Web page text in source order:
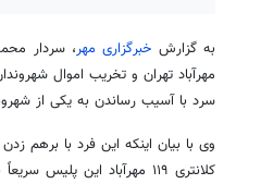
به گزارش خبرگزاری مهر، سردار
مهرآباد تهران و تخریب اموال
سرد با آسیب رساندن به یکی از
وی با بیان اینکه این فرد با
کلانتری ۱۱۹ مهرآباد این